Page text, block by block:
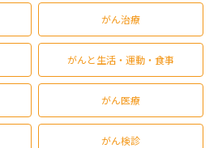
がん治療
がんと生活・運動・食事
がん医療
がん検診